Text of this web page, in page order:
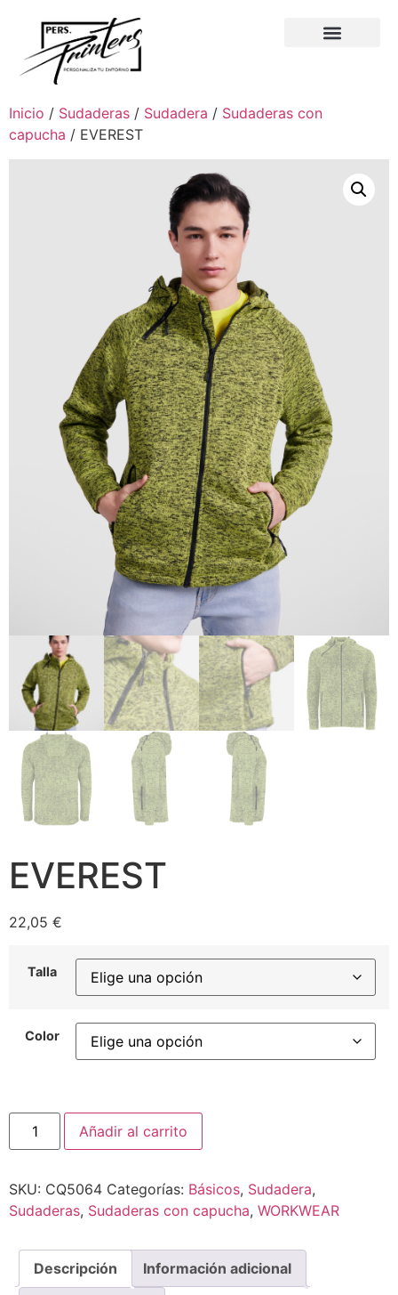
Inicio / Sudaderas / Sudadera / Sudaderas con
capucha / EVEREST
EVEREST
22,05 €
Talla
Color
Añadir al carrito
SKU: CQ5064 Categorías: Básicos, Sudadera,
Sudaderas, Sudaderas con capucha, WORKWEAR
Descripción Información adicional